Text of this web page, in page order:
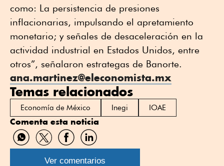
como: La persistencia de presiones
inflacionarias, impulsando el apretamiento
monetario; y señales de desaceleración en la
actividad industrial en Estados Unidos, entre
otros”, señalaron estrategas de Banorte.
ana.martinez@eleconomista.mx
Temas relacionados
Economía de México Inegi IOAE
Comenta esta noticia
Compartir
por
WhatsApp
Compartir
por
Twitter
Compartir
por
Facebook
Compartir
por
Linkedin
Ver comentarios